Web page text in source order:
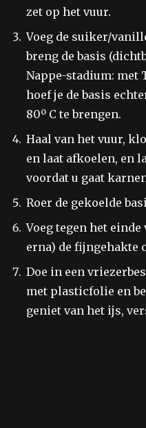
zet op het vuur.
Voeg de suiker/
breng de basis
Nappe-stadium: met
hoef je de basis
80º C te brengen.
Haal van het vuur,
en laat afkoelen, en
voordat u gaat
Roer de gekoelde
Voeg tegen het
erna) de fijngehakte
Doe in een
met plasticfolie en
geniet van het ijs,